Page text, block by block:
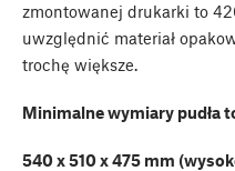
zmontowanej drukarki to
uwzględnić materiał
trochę większe.
Minimalne wymiary pudła
540 x 510 x 475 mm